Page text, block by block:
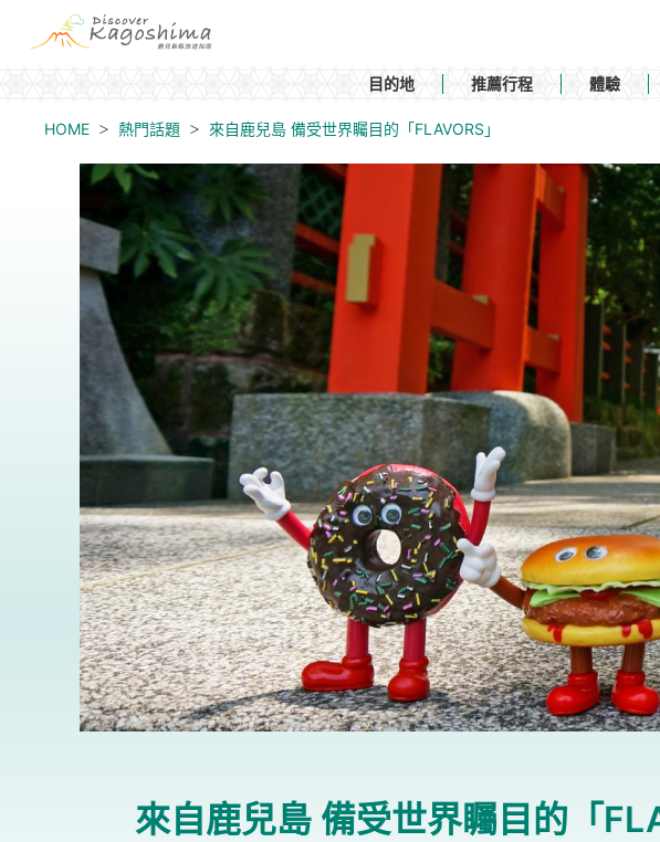
目的地 推薦行程 體驗
HOME 熱門話題 來自鹿兒島 備受世界矚目的「FLAVORS」
來自鹿兒島 備受世界矚目的「